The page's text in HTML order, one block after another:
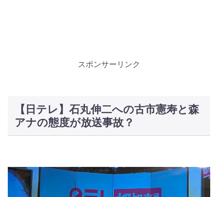
スポンサーリンク
【日テレ】石丸伸二への古市憲寿と森
アナの態度が放送事故？